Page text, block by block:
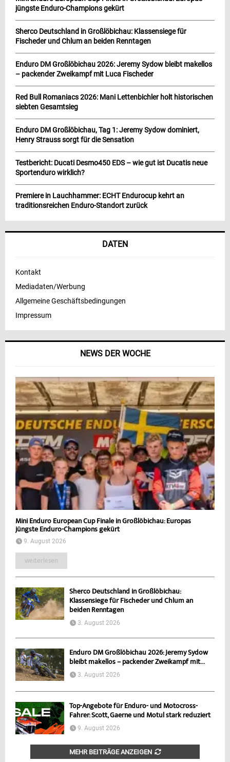
NEWS DER WOCHE
Mini Enduro European Cup Finale in Großlöbichau: Europas
jüngste Enduro-Champions gekürt
9. August 2026
weiterlesen
Sherco Deutschland in Großlöbichau:
Klassensiege für Fischeder und Chlum an
beiden Renntagen
3. August 2026
Enduro DM Großlöbichau 2026: Jeremy Sydow
bleibt makellos – packender Zweikampf mit...
3. August 2026
Top-Angebote für Enduro- und Motocross-
Fahrer: Scott, Gaerne und Motul stark reduziert
9. August 2026
MEHR BEITRÄGE ANZEIGEN
jüngste Enduro-Champions gekürt
Sherco Deutschland in Großlöbichau: Klassensiege für
Fischeder und Chlum an beiden Renntagen
Enduro DM Großlöbichau 2026: Jeremy Sydow bleibt makellos
– packender Zweikampf mit Luca Fischeder
Red Bull Romaniacs 2026: Mani Lettenbichler holt historischen
siebten Gesamtsieg
Enduro DM Großlöbichau, Tag 1: Jeremy Sydow dominiert,
Henry Strauss sorgt für die Sensation
Testbericht: Ducati Desmo450 EDS – wie gut ist Ducatis neue
Sportenduro wirklich?
Premiere in Lauchhammer: ECHT Endurocup kehrt an
traditionsreichen Enduro-Standort zurück
DATEN
Kontakt
Mediadaten/Werbung
Allgemeine Geschäftsbedingungen
Impressum